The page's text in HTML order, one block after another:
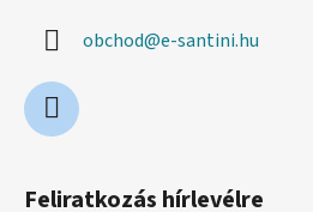
obchod@e-santini.hu
Feliratkozás hírlevélre